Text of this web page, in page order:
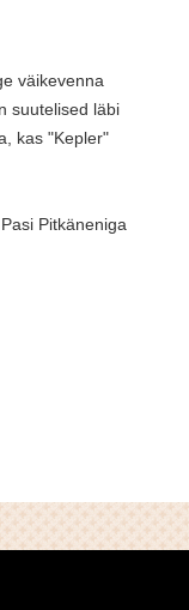
väikevenna
suutelised läbi
kas "Kepler"
Pitkäneniga